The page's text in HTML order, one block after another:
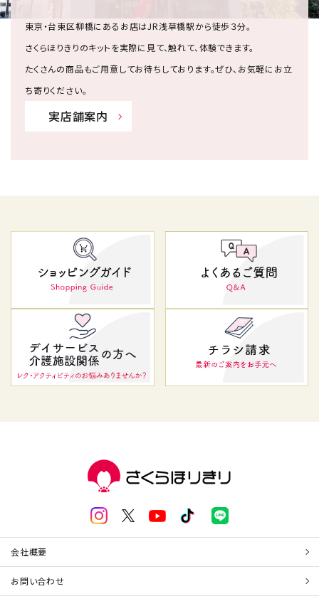
東京・台東区柳橋にあるお店はJR浅草橋駅から徒歩３分。
さくらほりきりのキットを実際に見て、触れて、体験できます。
たくさんの商品もご用意してお待ちしております。ぜひ、お気軽にお立
ち寄りください。
実店舗案内
会社概要
お問い合わせ